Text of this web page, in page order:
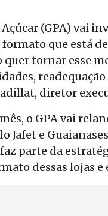
Açúcar (GPA) vai
que está
quer tornar esse
diretor
o GPA vai
Jafet e
parte da
dessas lojas e